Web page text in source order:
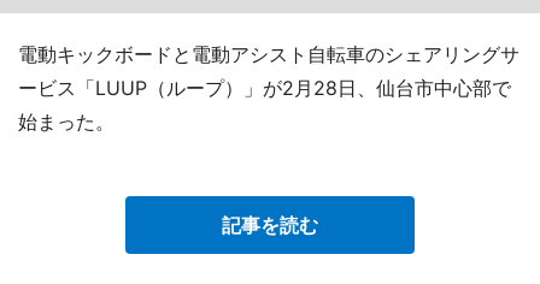
電動キックボードと電動アシスト自転車のシェアリングサ
ービス「LUUP（ループ）」が2月28日、仙台市中心部で
始まった。
記事を読む